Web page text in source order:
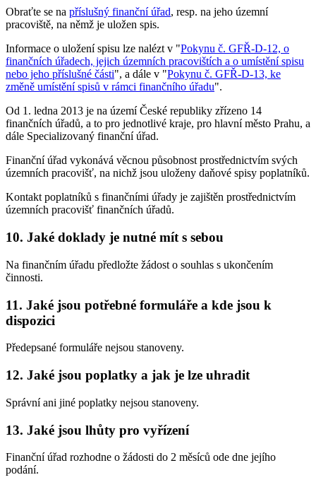
Obraťte se na příslušný finanční úřad, resp. na jeho územní
pracoviště, na němž je uložen spis.
Informace o uložení spisu lze nalézt v "Pokynu č. GFŘ-D-12, o
finančních úřadech, jejich územních pracovištích a o umístění spisu
nebo jeho příslušné části", a dále v "Pokynu č. GFŘ-D-13, ke
změně umístění spisů v rámci finančního úřadu".
Od 1. ledna 2013 je na území České republiky zřízeno 14
finančních úřadů, a to pro jednotlivé kraje, pro hlavní město Prahu, a
dále Specializovaný finanční úřad.
Finanční úřad vykonává věcnou působnost prostřednictvím svých
územních pracovišť, na nichž jsou uloženy daňové spisy poplatníků.
Kontakt poplatníků s finančními úřady je zajištěn prostřednictvím
územních pracovišť finančních úřadů.
10. Jaké doklady je nutné mít s sebou
Na finančním úřadu předložte žádost o souhlas s ukončením
činnosti.
11. Jaké jsou potřebné formuláře a kde jsou k
dispozici
Předepsané formuláře nejsou stanoveny.
12. Jaké jsou poplatky a jak je lze uhradit
Správní ani jiné poplatky nejsou stanoveny.
13. Jaké jsou lhůty pro vyřízení
Finanční úřad rozhodne o žádosti do 2 měsíců ode dne jejího
podání.